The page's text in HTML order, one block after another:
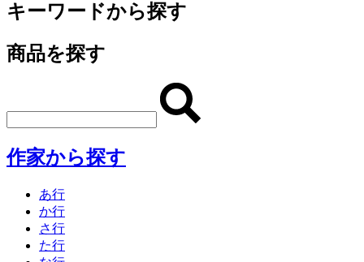
キーワードから探す
商品を探す
作家から探す
あ行
か行
さ行
た行